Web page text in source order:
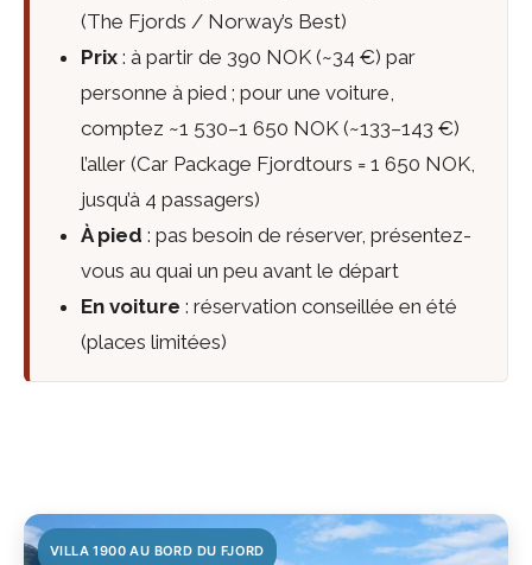
(The Fjords / Norway’s Best)
Prix : à partir de 390 NOK (~34 €) par
personne à pied ; pour une voiture,
comptez ~1 530–1 650 NOK (~133–143 €)
l’aller (Car Package Fjordtours = 1 650 NOK,
jusqu’à 4 passagers)
À pied : pas besoin de réserver, présentez-
vous au quai un peu avant le départ
En voiture : réservation conseillée en été
(places limitées)
VILLA 1900 AU BORD DU FJORD